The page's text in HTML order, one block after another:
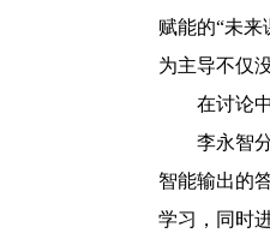
赋能的“未
为主导不仅
在讨论
李永智
智能输出的
学习，同时